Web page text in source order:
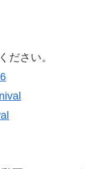
ださい。